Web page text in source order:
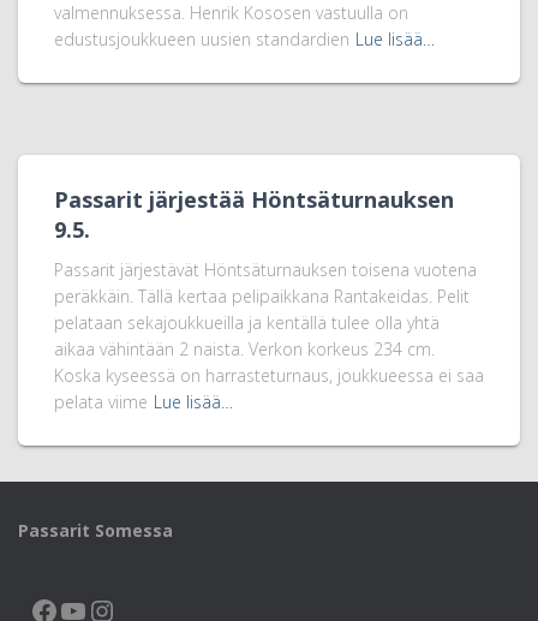
valmennuksessa. Henrik Kososen vastuulla on
edustusjoukkueen uusien standardien Lue lisää…
Passarit järjestää Höntsäturnauksen
9.5.
Passarit järjestävät Höntsäturnauksen toisena vuotena
peräkkäin. Tällä kertaa pelipaikkana Rantakeidas. Pelit
pelataan sekajoukkueilla ja kentällä tulee olla yhtä
aikaa vähintään 2 naista. Verkon korkeus 234 cm.
Koska kyseessä on harrasteturnaus, joukkueessa ei saa
pelata viime Lue lisää…
Passarit Somessa
FACEBOOK YOUTUBE